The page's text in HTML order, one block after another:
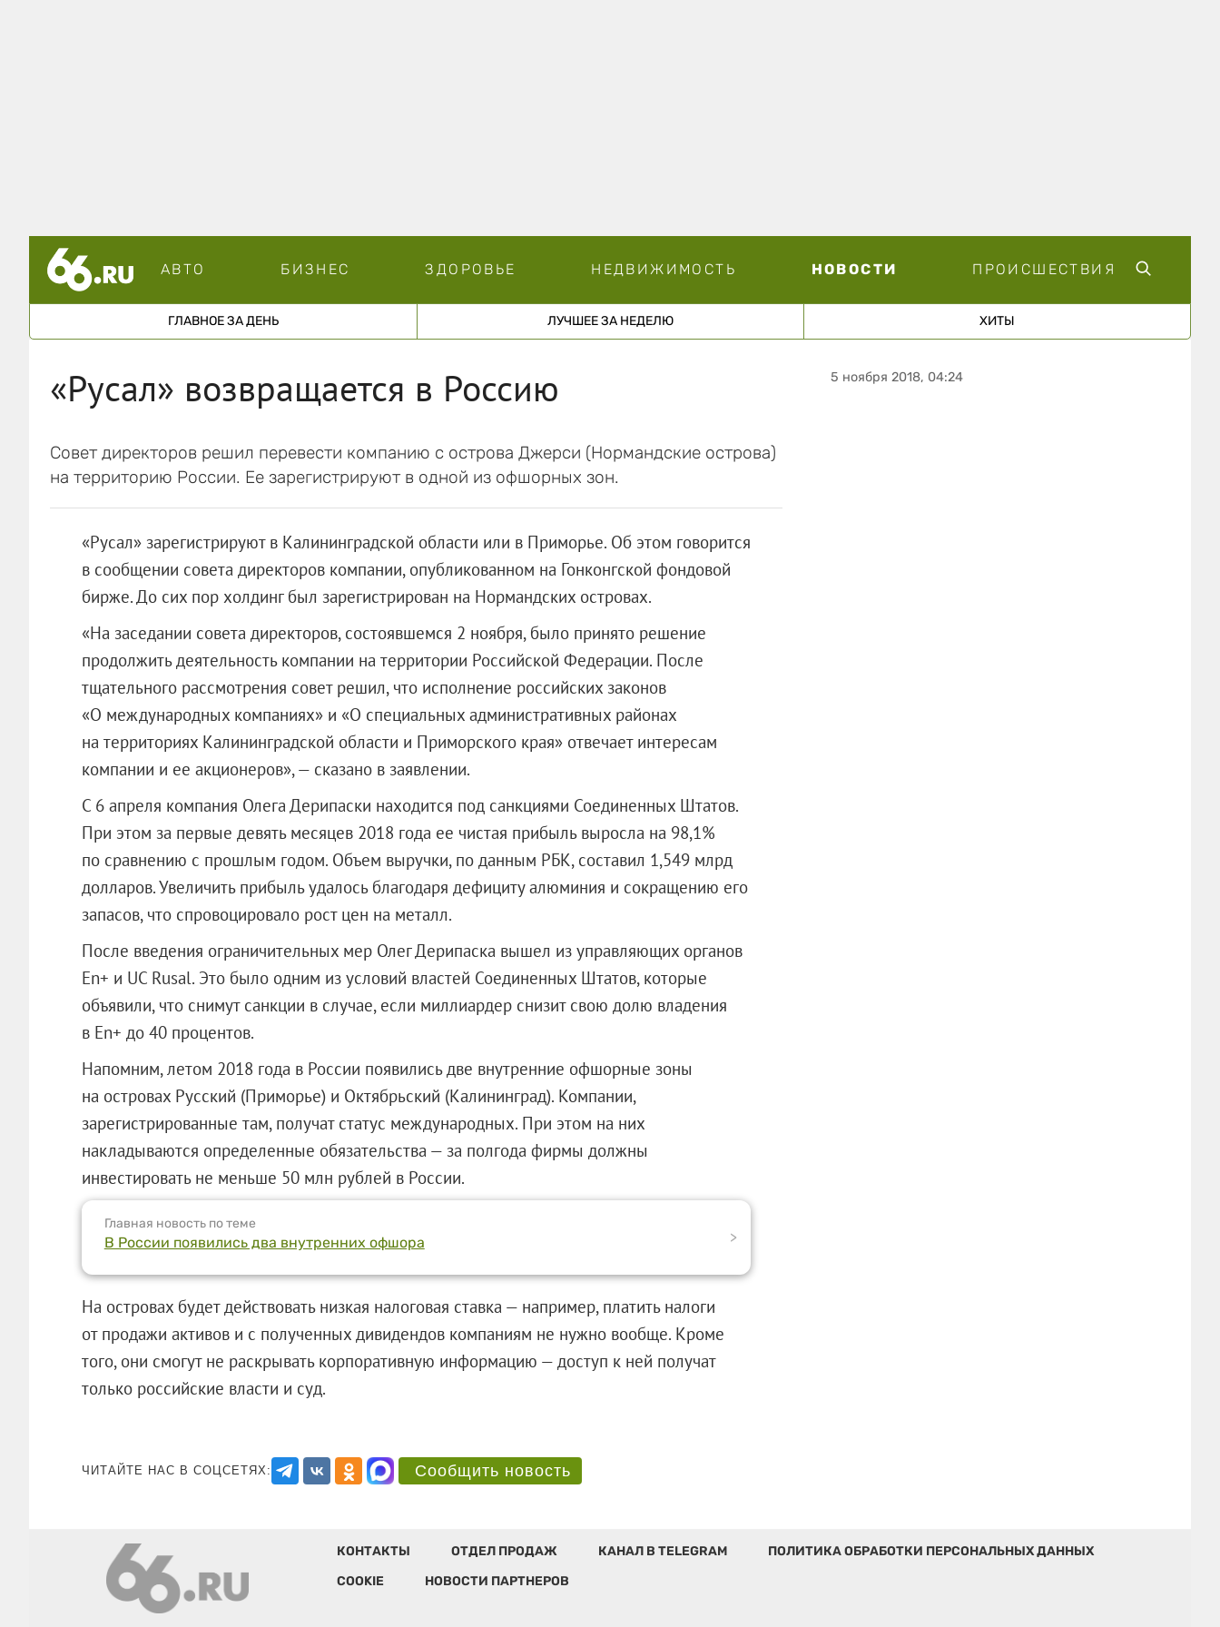
АВТО БИЗНЕС ЗДОРОВЬЕ НЕДВИЖИМОСТЬ НОВОСТИ ПРОИСШЕСТВИЯ
ГЛАВНОЕ ЗА ДЕНЬ ЛУЧШЕЕ ЗА НЕДЕЛЮ ХИТЫ
«Русал» возвращается в Россию
Совет директоров решил перевести компанию с острова Джерси (Нормандские острова)
на территорию России. Ее зарегистрируют в одной из офшорных зон.
«Русал» зарегистрируют в Калининградской области или в Приморье. Об этом говорится
в сообщении совета директоров компании, опубликованном на Гонконгской фондовой
бирже. До сих пор холдинг был зарегистрирован на Нормандских островах.
«На заседании совета директоров, состоявшемся 2 ноября, было принято решение
продолжить деятельность компании на территории Российской Федерации. После
тщательного рассмотрения совет решил, что исполнение российских законов
«О международных компаниях» и «О специальных административных районах
на территориях Калининградской области и Приморского края» отвечает интересам
компании и ее акционеров», — сказано в заявлении.
С 6 апреля компания Олега Дерипаски находится под санкциями Соединенных Штатов.
При этом за первые девять месяцев 2018 года ее чистая прибыль выросла на 98,1%
по сравнению с прошлым годом. Объем выручки, по данным РБК, составил 1,549 млрд
долларов. Увеличить прибыль удалось благодаря дефициту алюминия и сокращению его
запасов, что спровоцировало рост цен на металл.
После введения ограничительных мер Олег Дерипаска вышел из управляющих органов
En+ и UC Rusal. Это было одним из условий властей Соединенных Штатов, которые
объявили, что снимут санкции в случае, если миллиардер снизит свою долю владения
в En+ до 40 процентов.
Напомним, летом 2018 года в России появились две внутренние офшорные зоны
на островах Русский (Приморье) и Октябрьский (Калининград). Компании,
зарегистрированные там, получат статус международных. При этом на них
накладываются определенные обязательства — за полгода фирмы должны
инвестировать не меньше 50 млн рублей в России.
Главная новость по теме
В России появились два внутренних офшора >
На островах будет действовать низкая налоговая ставка — например, платить налоги
от продажи активов и с полученных дивидендов компаниям не нужно вообще. Кроме
того, они смогут не раскрывать корпоративную информацию — доступ к ней получат
только российские власти и суд.
ЧИТАЙТЕ НАС В СОЦСЕТЯХ: Сообщить новость
5 ноября 2018, 04:24
КОНТАКТЫ ОТДЕЛ ПРОДАЖ КАНАЛ В TELEGRAM
ПОЛИТИКА ОБРАБОТКИ ПЕРСОНАЛЬНЫХ ДАННЫХ
COOKIE
НОВОСТИ ПАРТНЕРОВ